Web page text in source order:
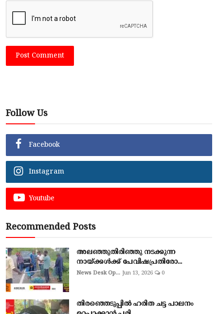
Post Comment
Follow Us
Facebook
Instagram
Youtube
Recommended Posts
അലഞ്ഞുതിരിഞ്ഞു നടക്കുന്ന
നായ്ക്കൾക്ക് പേവിഷപ്രതിരോ...
News Desk Op... Jun 13, 2026 0
തിരഞ്ഞെടുപ്പില്‍ ഹരിത ചട്ട പാലനം